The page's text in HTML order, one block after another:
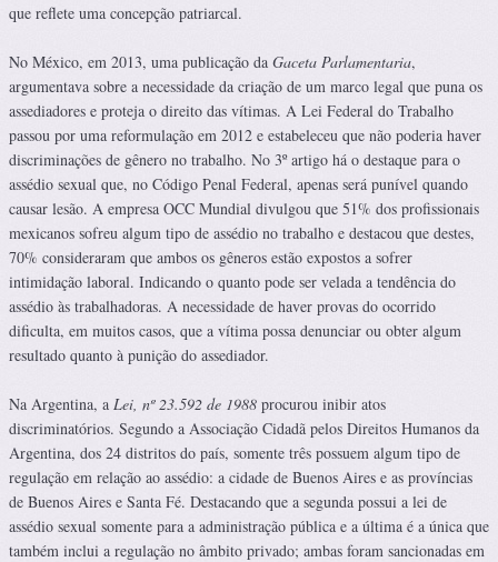
que reflete uma concepção patriarcal.
No México, em 2013, uma publicação da Gaceta Parlamentaria,
argumentava sobre a necessidade da criação de um marco legal que puna os
assediadores e proteja o direito das vítimas. A Lei Federal do Trabalho
passou por uma reformulação em 2012 e estabeleceu que não poderia haver
discriminações de gênero no trabalho. No 3º artigo há o destaque para o
assédio sexual que, no Código Penal Federal, apenas será punível quando
causar lesão. A empresa OCC Mundial divulgou que 51% dos profissionais
mexicanos sofreu algum tipo de assédio no trabalho e destacou que destes,
70% consideraram que ambos os gêneros estão expostos a sofrer
intimidação laboral. Indicando o quanto pode ser velada a tendência do
assédio às trabalhadoras. A necessidade de haver provas do ocorrido
dificulta, em muitos casos, que a vítima possa denunciar ou obter algum
resultado quanto à punição do assediador.
Na Argentina, a Lei, nº 23.592 de 1988 procurou inibir atos
discriminatórios. Segundo a Associação Cidadã pelos Direitos Humanos da
Argentina, dos 24 distritos do país, somente três possuem algum tipo de
regulação em relação ao assédio: a cidade de Buenos Aires e as províncias
de Buenos Aires e Santa Fé. Destacando que a segunda possui a lei de
assédio sexual somente para a administração pública e a última é a única que
também inclui a regulação no âmbito privado; ambas foram sancionadas em